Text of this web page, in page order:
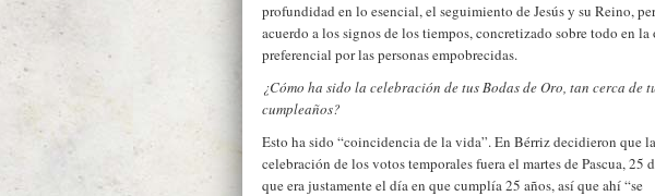
profundidad en lo esencial, el seguimiento de Jesús y su Reino,
acuerdo a los signos de los tiempos, concretizado sobre todo en la
preferencial por las personas empobrecidas.
¿Cómo ha sido la celebración de tus Bodas de Oro, tan cerca de
cumpleaños?
Esto ha sido “coincidencia de la vida”. En Bérriz decidieron que la
celebración de los votos temporales fuera el martes de Pascua, 25
que era justamente el día en que cumplía 25 años, así que ahí “se